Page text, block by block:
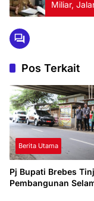
Miliar,
Pos Terkait
Berita Utama
Pj Bupati Brebes
Pembangunan